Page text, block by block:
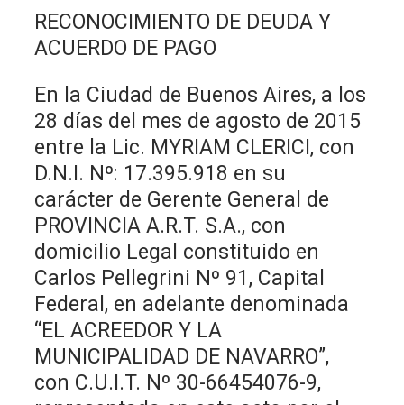
RECONOCIMIENTO DE DEUDA Y
ACUERDO DE PAGO
En la Ciudad de Buenos Aires, a los
28 días del mes de agosto de 2015
entre la Lic. MYRIAM CLERICI, con
D.N.I. Nº: 17.395.918 en su
carácter de Gerente General de
PROVINCIA A.R.T. S.A., con
domicilio Legal constituido en
Carlos Pellegrini Nº 91, Capital
Federal, en adelante denominada
“EL ACREEDOR Y LA
MUNICIPALIDAD DE NAVARRO”,
con C.U.I.T. Nº 30-66454076-9,